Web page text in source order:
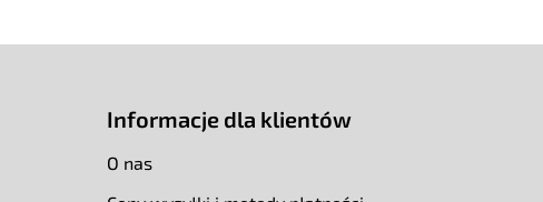
Informacje dla klientów
O nas